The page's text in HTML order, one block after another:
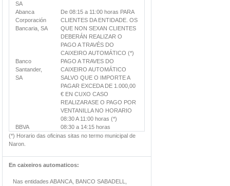
SA
Abanca
Corporación
Bancaria, SA
De 08:15 a 11:00 horas PARA
CLIENTES DA ENTIDADE. OS
QUE NON SEXAN CLIENTES
DEBERÁN REALIZAR O
PAGO A TRAVÉS DO
CAIXEIRO AUTOMÁTICO (*)
Banco
Santander,
SA
PAGO A TRAVES DO
CAIXEIRO AUTOMÁTICO
SALVO QUE O IMPORTE A
PAGAR EXCEDA DE 1.000,00
€ EN CUXO CASO
REALIZARASE O PAGO POR
VENTANILLA NO HORARIO
08:30 A 11:00 horas (*)
BBVA
08:30 a 14:15 horas
(*) Horario das oficinas sitas no termo municipal de
Naron.
En caixeiros automaticos:
Nas entidades ABANCA, BANCO SABADELL,